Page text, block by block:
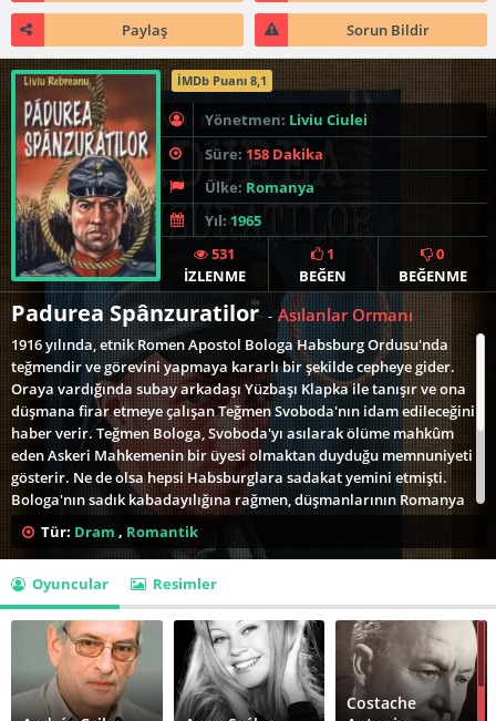
Paylaş Sorun Bildir
İMDb Puanı 8,1
Yönetmen: Liviu Ciulei
Süre: 158 Dakika
Ülke: Romanya
Yıl: 1965
531
İZLENME
1
BEĞEN
0
BEĞENME
Padurea Spânzuratilor - Asılanlar Ormanı
1916 yılında, etnik Romen Apostol Bologa Habsburg Ordusu'nda
teğmendir ve görevini yapmaya kararlı bir şekilde cepheye gider.
Oraya vardığında subay arkadaşı Yüzbaşı Klapka ile tanışır ve ona
düşmana firar etmeye çalışan Teğmen Svoboda'nın idam edileceğini
haber verir. Teğmen Bologa, Svoboda'yı asılarak ölüme mahkûm
eden Askeri Mahkemenin bir üyesi olmaktan duyduğu memnuniyeti
gösterir. Ne de olsa hepsi Habsburglara sadakat yemini etmişti.
Bologa'nın sadık kabadayılığına rağmen, düşmanlarının Romanya
Ordusu olduğu gerçeği gözünden kaçmaz. Romen hatları sadece
birkaç metre ötededir ve kendisi de bir Romen olan Bologa
memleketi Romanya'yı özlemektedir. Bologa, Romen kardeşlerine
sadakat ve firar etme konusunda gittikçe daha fazla acı
çekmektedir. Arkadaşı Yüzbaşı Klapka ona firarın ağır cezasını
hatırlatır.
Tür: Dram , Romantik
Oyuncular Resimler
Costache